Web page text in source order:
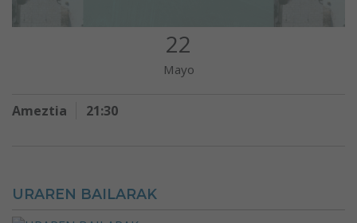
22
Mayo
Ameztia 21:30
URAREN BAILARAK